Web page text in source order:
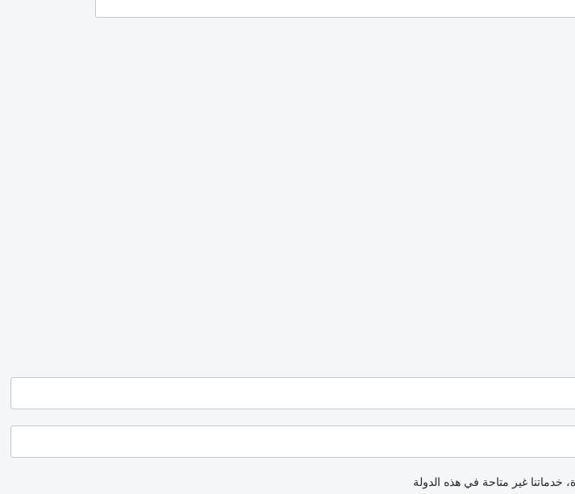
خدماتنا غير متاحة في هذه الدولة